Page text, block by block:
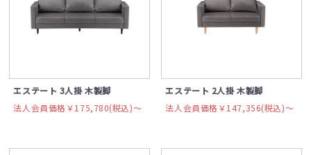
エステート 3人掛 木製脚
法人会員価格￥175,780(税込)〜
エステート 2人掛 木製脚
法人会員価格￥147,356(税込)〜